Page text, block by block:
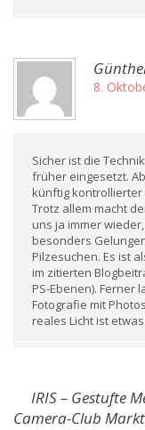
8.
Sicher ist die
früher eingesetzt.
künftig kontrollierter
Trotz allem macht
uns ja immer
besonders
Pilzesuchen. Es ist
im zitierten
PS-Ebenen). Ferner
Fotografie mit
reales Licht ist
IRIS – Gestufte
Camera-Club